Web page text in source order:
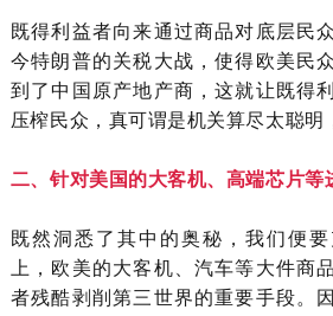
既得利益者向来通过商品对底层民
今特朗普的关税大战，使得欧美民
到了中国原产地产商，这就让既得
压榨民众，真可谓是机关算尽太聪明
二、针对美国的大客机、高端芯片等
既然洞悉了其中的奥秘，我们便
上，欧美的大客机、汽车等大件商
者残酷剥削第三世界的重要手段。